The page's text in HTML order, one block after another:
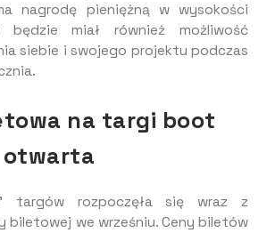
nagrodę pieniężną w wysokości
miał również możliwość
siebie i swojego projektu podczas
na targi boot
otwarta
targów rozpoczęła się wraz z
biletowej we wrześniu. Ceny biletów